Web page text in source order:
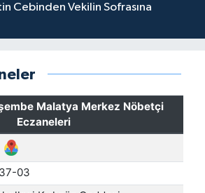
Cebinden Vekilin Sofrasına